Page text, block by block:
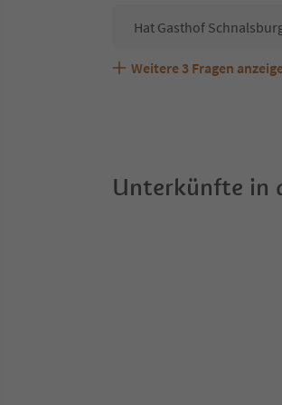
Hat Gasthof
Sind Haustiere in der
Welche Services bietet
Weitere 3 Fragen
Unterkünfte in